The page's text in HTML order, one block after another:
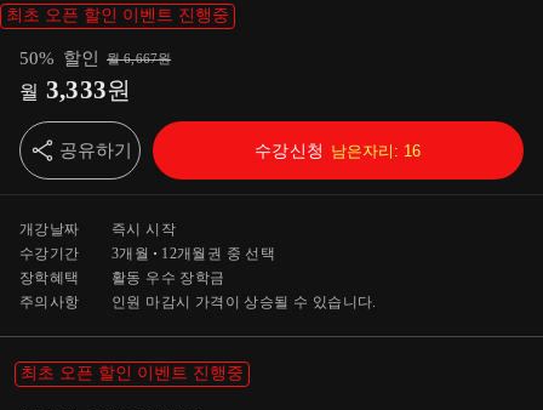
최초 오픈 할인 이벤트 진행중
50% 할인 월6,667원
월 3,333원
공유하기 수강신청 남은자리: 16
개강날짜
즉시 시작
수강기간
3개월 12개월 권 중 선택
장학혜택
활동 우수 장학금
주의사항
인원 마감시 가격이 상승될 수 있습니다.
최초 오픈 할인 이벤트 진행중